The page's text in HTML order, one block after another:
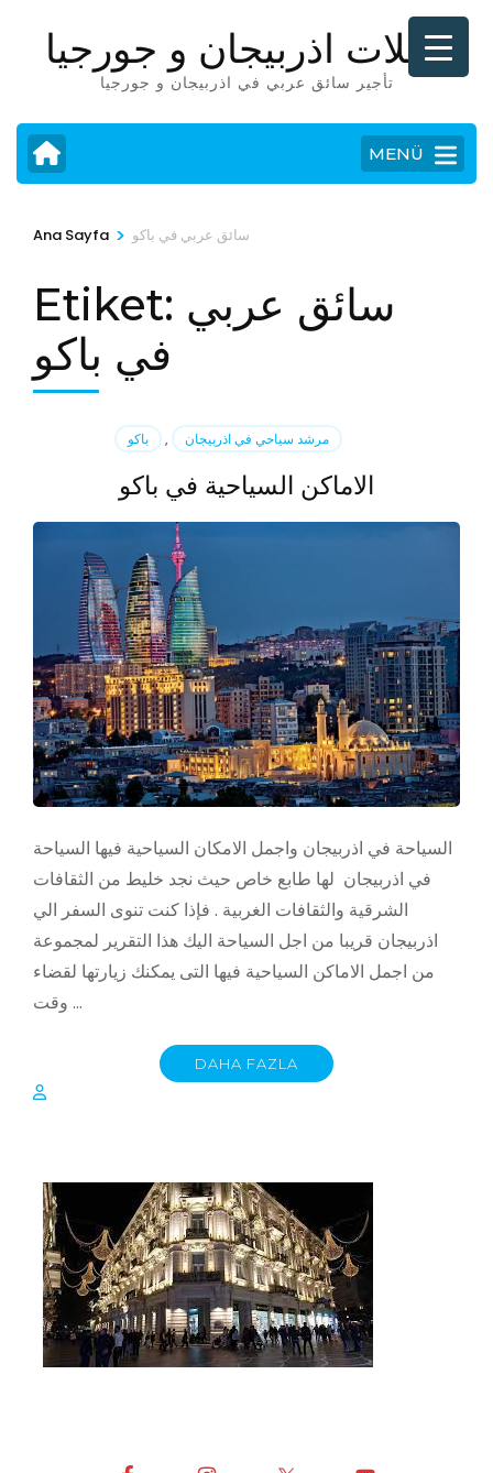
basın)
رحلات اذربيجان و جورجيا
تأجير سائق عربي في اذربيجان و جورجيا
MENÜ
Ana Sayfa > سائق عربي في باكو
Etiket: سائق عربي
في باكو
باكو , مرشد سياحي في اذربيجان
الاماكن السياحية في باكو
السياحة في اذربيجان واجمل الامكان السياحية فيها السياحة
في اذربيجان لها طابع خاص حيث نجد خليط من الثقافات
الشرقية والثقافات الغربية . فإذا كنت تنوى السفر الي
اذربيجان قريبا من اجل السياحة اليك هذا التقرير لمجموعة
من اجمل الاماكن السياحية فيها التى يمكنك زيارتها لقضاء
وقت …
DAHA FAZLA